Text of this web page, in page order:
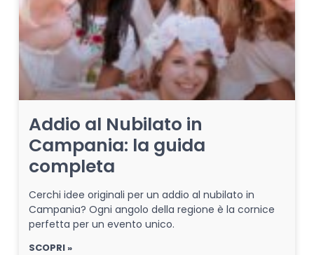
Addio al Nubilato in
Campania: la guida
completa
Cerchi idee originali per un addio al nubilato in
Campania? Ogni angolo della regione è la cornice
perfetta per un evento unico.
SCOPRI »